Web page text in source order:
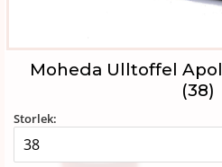
Moheda Ulltoffel
(38)
Storlek: